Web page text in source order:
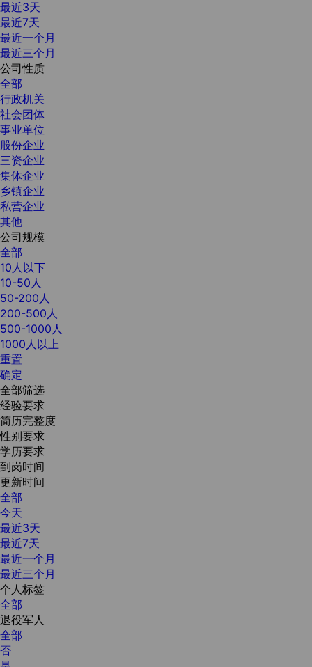
最近3天
最近7天
最近一个月
最近三个月
公司性质
全部
行政机关
社会团体
事业单位
股份企业
三资企业
集体企业
乡镇企业
私营企业
其他
公司规模
全部
10人以下
10-50人
50-200人
200-500人
500-1000人
1000人以上
重置
确定
全部筛选
经验要求
简历完整度
性别要求
学历要求
到岗时间
更新时间
全部
今天
最近3天
最近7天
最近一个月
最近三个月
个人标签
全部
退役军人
全部
否